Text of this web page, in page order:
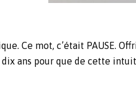
Ce mot, c’était PAUSE.
ans pour que de cette